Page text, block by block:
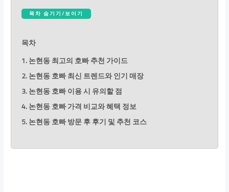
목차 숨기기/보이기
목차
1. 논현동 최고의 호빠 추천 가이드
2. 논현동 호빠 최신 트렌드와 인기 매장
3. 논현동 호빠 이용 시 유의할 점
4. 논현동 호빠 가격 비교와 혜택 정보
5. 논현동 호빠 방문 후 후기 및 추천 코스